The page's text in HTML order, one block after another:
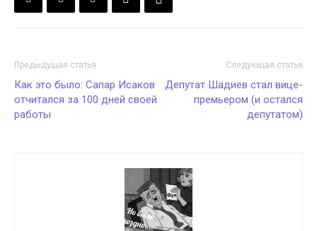
Предыдущая статья
Как это было: Сапар Исаков
отчитался за 100 дней своей
работы
Следующая статья
Депутат Шадиев стал вице-
премьером (и остался
депутатом)